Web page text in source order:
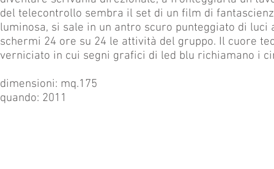
del telecontrollo sembra il set di un film di
luminosa, si sale in un antro scuro punteggiato di
schermi 24 ore su 24 le attività del gruppo. Il cuore
verniciato in cui segni grafici di led blu richiamano i
dimensioni: mq.175
quando: 2011